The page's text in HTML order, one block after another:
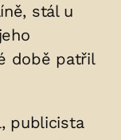
stál u
době patřil
publicista